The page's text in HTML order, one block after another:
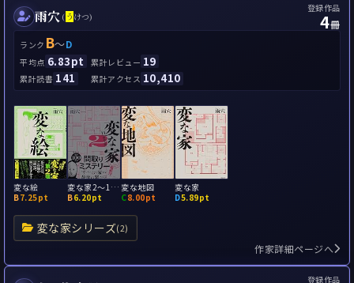
雨穴 ( う けつ)
登録作品
4冊
ランク B～D
平均点 6.83pt 累計レビュー 19
累計読書 141 累計アクセス 10,410
変な家シリーズ(2)
変な絵
B7.25pt
変な家2～11の間取り図～
B6.20pt
変な地図
C8.00pt
変な家
D5.89pt
作家詳細ページへ
登録作品